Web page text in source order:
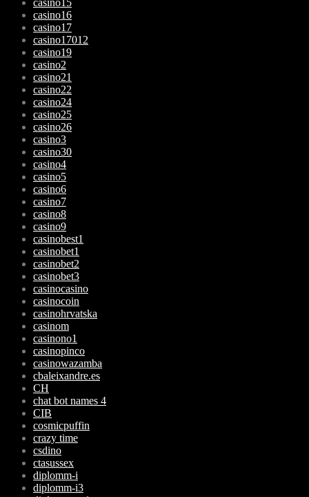
casino16
casino17
casino17012
casino19
casino2
casino21
casino22
casino24
casino25
casino26
casino3
casino30
casino4
casino5
casino6
casino7
casino8
casino9
casinobest1
casinobet1
casinobet2
casinobet3
casinocasino
casinocoin
casinohrvatska
casinom
casinono1
casinopinco
casinowazamba
cbaleixandre.es
CH
chat bot names 4
CIB
cosmicpuffin
crazy time
csdino
ctasussex
diplomm-i
diplomm-i3